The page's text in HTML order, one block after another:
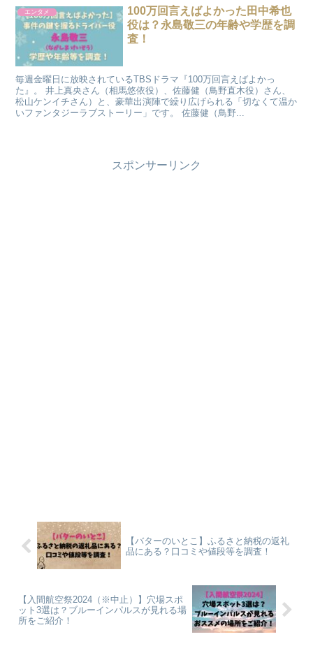
エンタメ
100万回言えばよかった田中希也
役は？永島敬三の年齢や学歴を調
査！
毎週金曜日に放映されているTBSドラマ『100万回言えばよかっ
た』。 井上真央さん（相馬悠依役）、佐藤健（鳥野直木役）さん、
松山ケンイチさん）と、豪華出演陣で繰り広げられる「切なくて温か
いファンタジーラブストーリー」です。 佐藤健（鳥野...
スポンサーリンク
【バターのいとこ】ふるさと納税の返礼
品にある？口コミや値段等を調査！
【入間航空祭2024（※中止）】穴場スポ
ット3選は？ブルーインパルスが見れる場
所をご紹介！